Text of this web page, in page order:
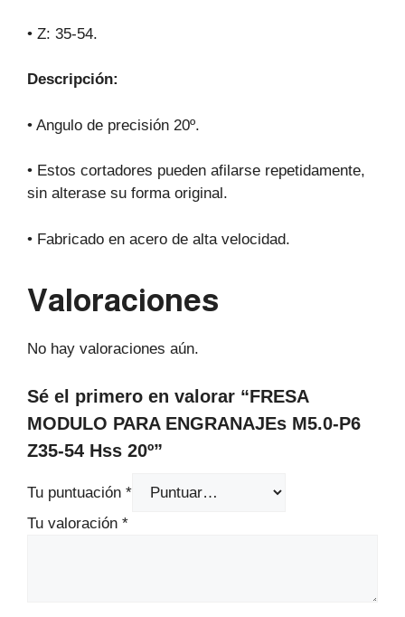
• Z: 35-54.
Descripción:
• Angulo de precisión 20º.
• Estos cortadores pueden afilarse repetidamente,
sin alterase su forma original.
• Fabricado en acero de alta velocidad.
Valoraciones
No hay valoraciones aún.
Sé el primero en valorar “FRESA
MODULO PARA ENGRANAJEs M5.0-P6
Z35-54 Hss 20º”
Tu puntuación *
Tu valoración *